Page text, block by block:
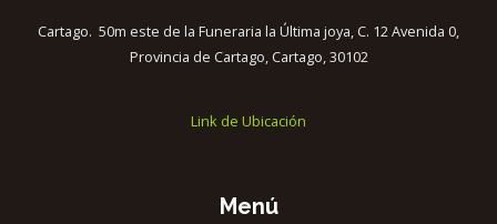
Cartago. 50m este de la Funeraria la Última joya, C. 12 Avenida 0,
Provincia de Cartago, Cartago, 30102
Link de Ubicación
Menú